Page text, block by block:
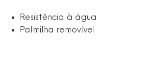
Resistência à água
Palmilha removível